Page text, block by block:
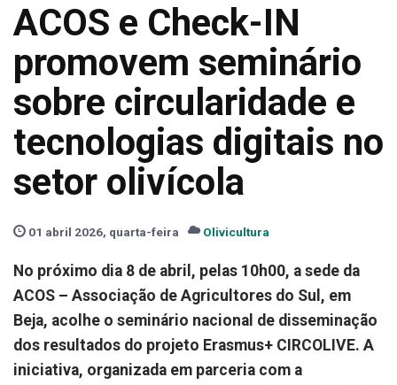
ACOS e Check-IN
promovem seminário
sobre circularidade e
tecnologias digitais no
setor olivícola
01 abril 2026, quarta-feira Olivicultura
No próximo dia 8 de abril, pelas 10h00, a sede da
ACOS – Associação de Agricultores do Sul, em
Beja, acolhe o seminário nacional de disseminação
dos resultados do projeto Erasmus+ CIRCOLIVE. A
iniciativa, organizada em parceria com a